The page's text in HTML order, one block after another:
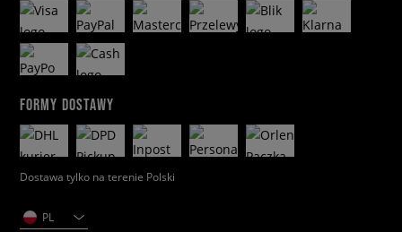
FORMY DOSTAWY
Dostawa tylko na terenie Polski
PL